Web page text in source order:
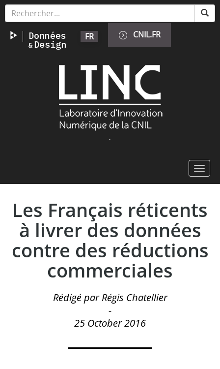
Skip
content
FR CNIL.FR
.
Les Français réticents
à livrer des données
contre des réductions
commerciales
Rédigé par Régis Chatellier
-
25 October 2016
Cookies management panel